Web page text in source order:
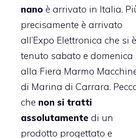
nano è arrivato in Italia.
precisamente è arrivato
all’Expo Elettronica che si è
tenuto sabato e domenica
alla Fiera Marmo
di Marina di Carrara.
che non si tratti
assolutamente di un
prodotto progettato e